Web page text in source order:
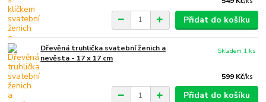
Přidat do košíku
Dřevěná truhlička svatební ženich a
nevěsta - 17 x 17 cm
599 Kč/ks
Skladem 1 ks
Přidat do košíku